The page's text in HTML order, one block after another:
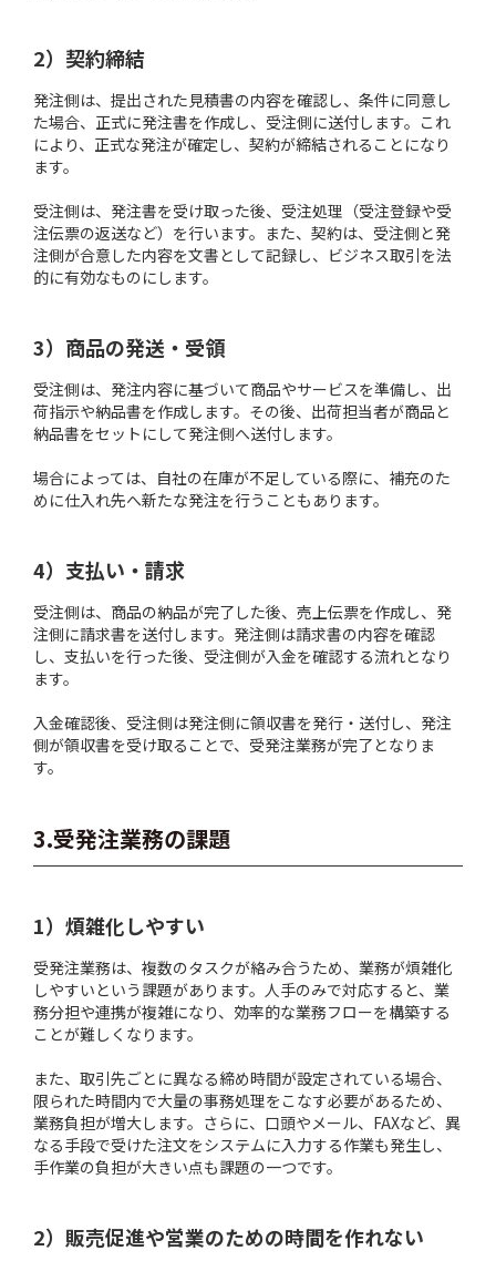
2）契約締結
発注側は、提出された見積書の内容を確認し、条件に同意し
た場合、正式に発注書を作成し、受注側に送付します。これ
により、正式な発注が確定し、契約が締結されることになり
ます。
受注側は、発注書を受け取った後、受注処理（受注登録や受
注伝票の返送など）を行います。また、契約は、受注側と発
注側が合意した内容を文書として記録し、ビジネス取引を法
的に有効なものにします。
3）商品の発送・受領
受注側は、発注内容に基づいて商品やサービスを準備し、出
荷指示や納品書を作成します。その後、出荷担当者が商品と
納品書をセットにして発注側へ送付します。
場合によっては、自社の在庫が不足している際に、補充のた
めに仕入れ先へ新たな発注を行うこともあります。
4）支払い・請求
受注側は、商品の納品が完了した後、売上伝票を作成し、発
注側に請求書を送付します。発注側は請求書の内容を確認
し、支払いを行った後、受注側が入金を確認する流れとなり
ます。
入金確認後、受注側は発注側に領収書を発行・送付し、発注
側が領収書を受け取ることで、受発注業務が完了となりま
す。
3.受発注業務の課題
1）煩雑化しやすい
受発注業務は、複数のタスクが絡み合うため、業務が煩雑化
しやすいという課題があります。人手のみで対応すると、業
務分担や連携が複雑になり、効率的な業務フローを構築する
ことが難しくなります。
また、取引先ごとに異なる締め時間が設定されている場合、
限られた時間内で大量の事務処理をこなす必要があるため、
業務負担が増大します。さらに、口頭やメール、FAXなど、異
なる手段で受けた注文をシステムに入力する作業も発生し、
手作業の負担が大きい点も課題の一つです。
2）販売促進や営業のための時間を作れない